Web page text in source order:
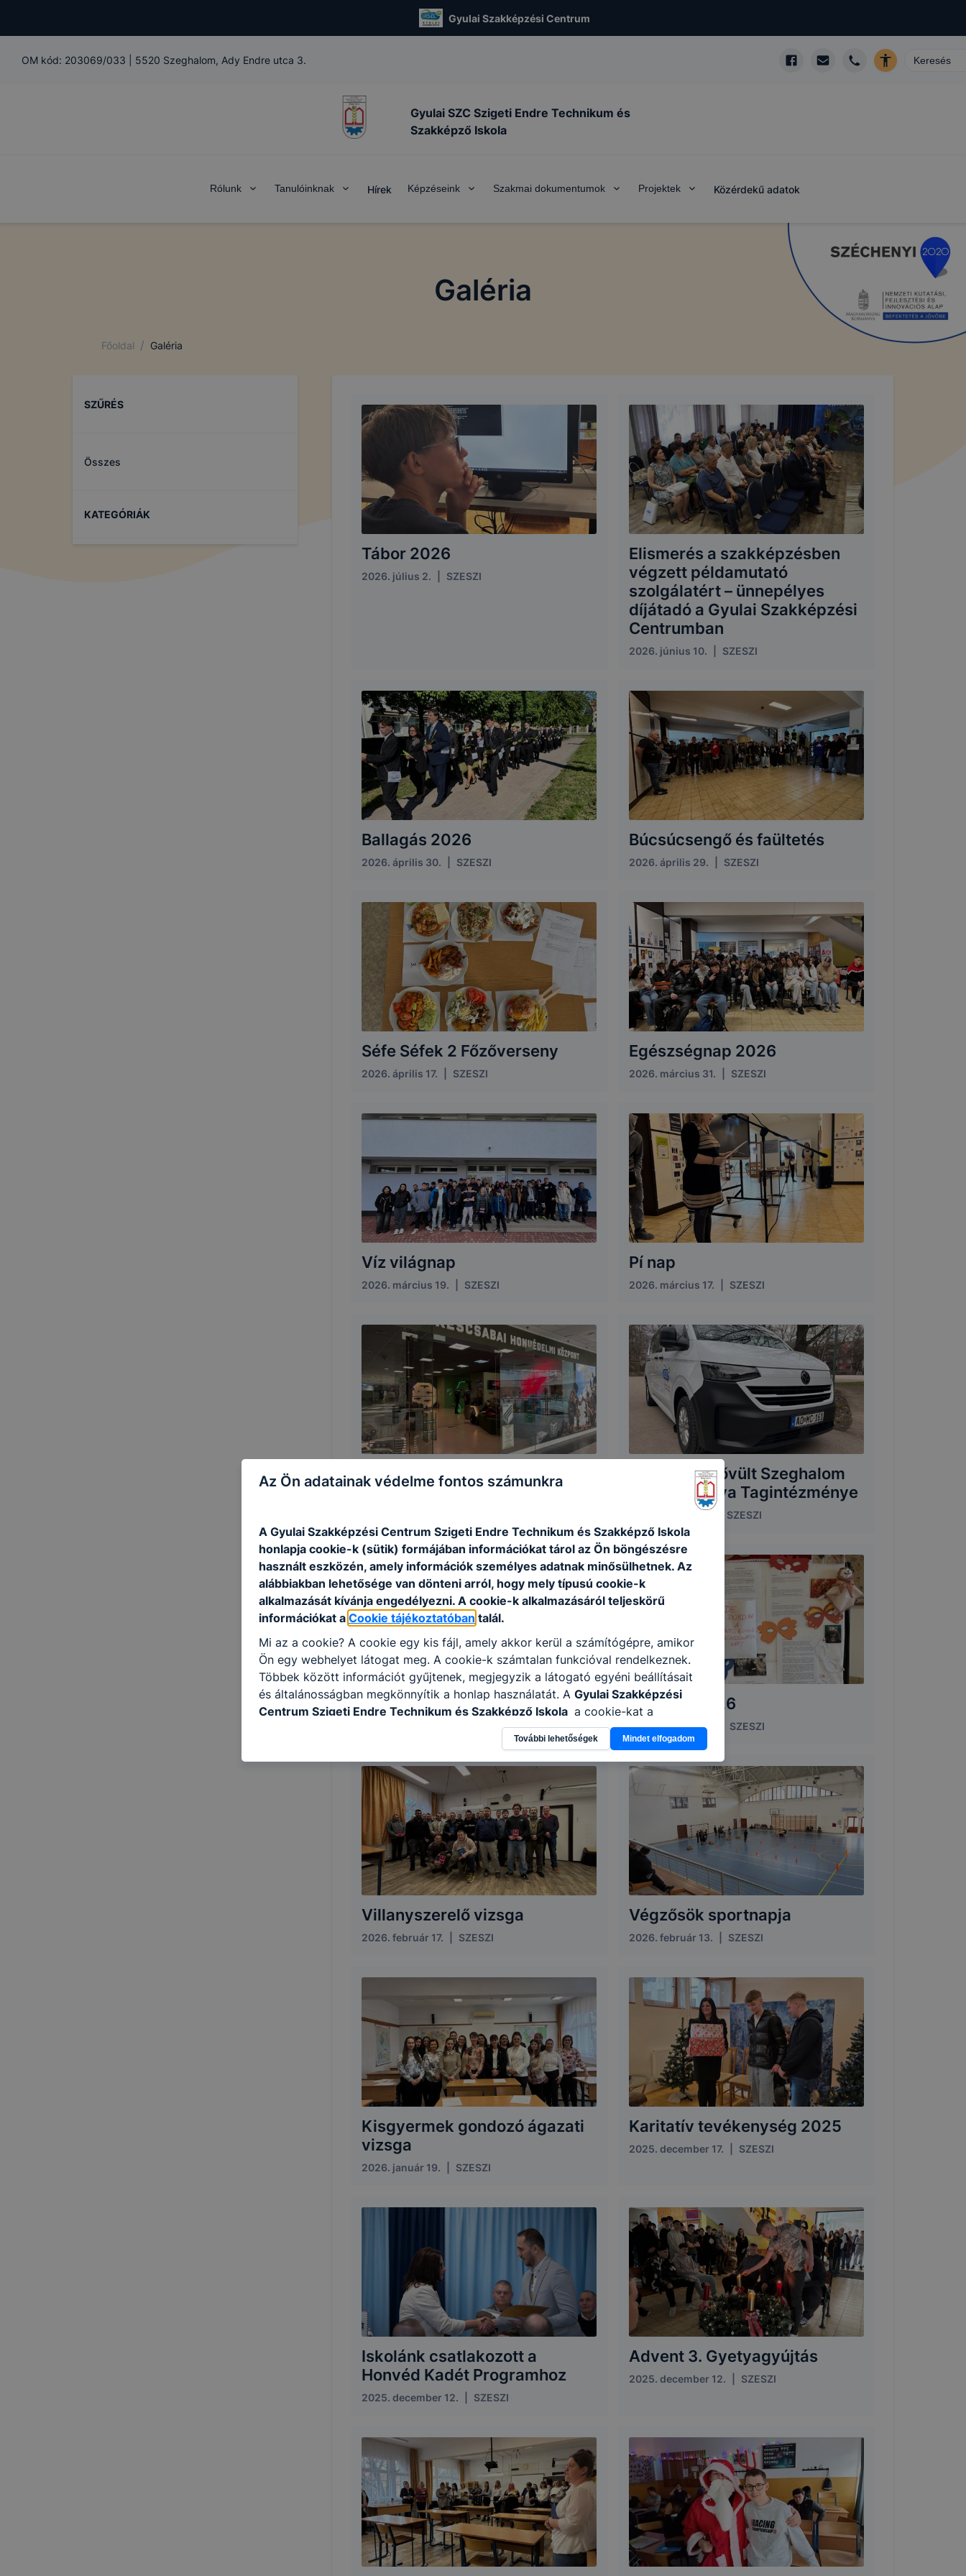
Gyulai Szakképzési Centrum
OM kód: 203069/033 5520 Szeghalom, Ady Endre utca 3.
Gyulai SZC Szigeti Endre Technikum és
Szakképző Iskola
Rólunk Tanulóinknak Hírek Képzéseink Szakmai dokumentumok Projektek Közérdekű adatok
Galéria
Főoldal / Galéria
SZŰRÉS
Összes
KATEGÓRIÁK
Tábor 2026
2026. július 2. SZESZI
Elismerés a szakképzésben
végzett példamutató
szolgálatért – ünnepélyes
díjátadó a Gyulai Szakképzési
Centrumban
2026. június 10. SZESZI
Ballagás 2026
2026. április 30. SZESZI
Búcsúcsengő és faültetés
2026. április 29. SZESZI
Séfe Séfek 2 Főzőverseny
2026. április 17. SZESZI
Egészségnap 2026
2026. március 31. SZESZI
Víz világnap
2026. március 19. SZESZI
Pí nap
2026. március 17. SZESZI
Honvédelem tantárgy
gyakorlat
Új autóval bővült Szeghalom
és Dévaványa Tagintézménye
SZESZI
Főpróba Farsang 2026
2026. február 20. SZESZI
Villanyszerelő vizsga
2026. február 17. SZESZI
Végzősök sportnapja
2026. február 13. SZESZI
Kisgyermek gondozó ágazati
vizsga
2026. január 19. SZESZI
Karitatív tevékenység 2025
2025. december 17. SZESZI
Iskolánk csatlakozott a
Honvéd Kadét Programhoz
2025. december 12. SZESZI
Advent 3. Gyetyagyújtás
2025. december 12. SZESZI
Az Ön adatainak védelme fontos számunkra
A Gyulai Szakképzési Centrum Szigeti Endre Technikum és Szakképző Iskola
honlapja cookie-k (sütik) formájában információkat tárol az Ön böngészésre
használt eszközén, amely információk személyes adatnak minősülhetnek. Az
alábbiakban lehetősége van dönteni arról, hogy mely típusú cookie-k
alkalmazását kívánja engedélyezni. A cookie-k alkalmazásáról teljeskörű
információkat a Cookie tájékoztatóban talál.
Mi az a cookie? A cookie egy kis fájl, amely akkor kerül a számítógépre, amikor
Ön egy webhelyet látogat meg. A cookie-k számtalan funkcióval rendelkeznek.
Többek között információt gyűjtenek, megjegyzik a látogató egyéni beállításait
és általánosságban megkönnyítik a honlap használatát. A Gyulai Szakképzési
Centrum Szigeti Endre Technikum és Szakképző Iskola a cookie-kat a
következő célokból használja: információ gyűjtése azzal kapcsolatban, hogyan
használja Ön a honlapot -annak felmérésével, hogy a honlap melyik részeit
látogatja, vagy használja leginkább, így megtudhatjuk, hogyan biztosítsunk Önnek
még jobb felhasználói élményt, ha ismét meglátogatja oldalunkat, honlap
fejlesztése. Hogyan ellenőrizheti és hogyan tudja kikapcsolni a cookie-kat?
Minden modern böngésző engedélyezi a cookie-k beállításának a változtatását. A
legtöbb böngésző alapértelmezettként automatikusan elfogadja a cookie-kat, de
ezek általában megváltoztathatók. Felhívjuk figyelmét, hogy mivel a cookie-k
célja honlapunk használhatóságának és folyamatainak megkönnyítése vagy
lehetővé tétele, a cookie-k alkalmazásának megakadályozása vagy törlése által
teljes körű használatára, vagy a honlap a tervezettől eltérően fog működni
További lehetőségek Mindet elfogadom